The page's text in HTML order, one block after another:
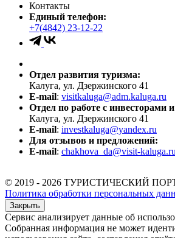
Контакты
Единый телефон:
+7(4842) 23-12-22
Отдел развития туризма:
Калуга, ул. Дзержинского 41
E-mail: visitkaluga@adm.kaluga.ru
Отдел по работе с инвесторами
Калуга, ул. Дзержинского 41
E-mail: investkaluga@yandex.ru
Для отзывов и предложений:
E-mail: chakhova_da@visit-kaluga.ru
© 2019 - 2026 ТУРИСТИЧЕСКИЙ
Политика обработки персональных
Закрыть
Сервис анализирует данные об
Собранная информация не может